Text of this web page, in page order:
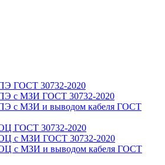
ГОСТ 30732-2020
с МЗИ ГОСТ 30732-2020
с МЗИ и выводом кабеля ГОСТ
ГОСТ 30732-2020
с МЗИ ГОСТ 30732-2020
с МЗИ и выводом кабеля ГОСТ